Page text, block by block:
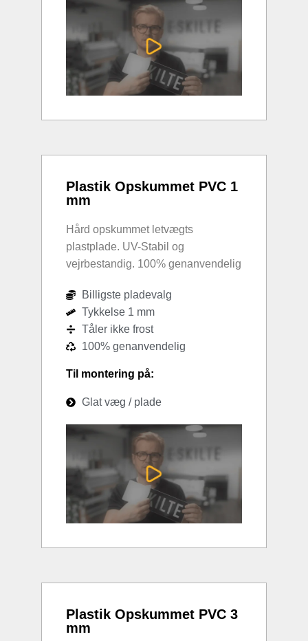
Plastik Opskummet PVC 1
mm
Hård opskummet letvægts
plastplade. UV-Stabil og
vejrbestandig. 100% genanvendelig
Billigste pladevalg
Tykkelse 1 mm
Tåler ikke frost
100% genanvendelig
Til montering på:
Glat væg / plade
Plastik Opskummet PVC 3
mm